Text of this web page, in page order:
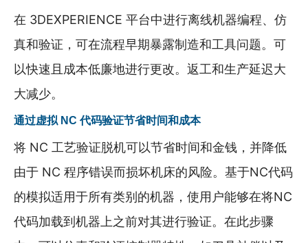
在 3DEXPERIENCE 平台中进行离线机器编程、仿
真和验证，可在流程早期暴露制造和工具问题。可
以快速且成本低廉地进行更改。返工和生产延迟大
大减少。
通过虚拟 NC 代码验证节省时间和成本
将 NC 工艺验证脱机可以节省时间和金钱，并降低
由于 NC 程序错误而损坏机床的风险。基于NC代码
的模拟适用于所有类别的机器，使用户能够在将NC
代码加载到机器上之前对其进行验证。在此步骤